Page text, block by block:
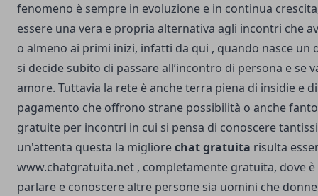
fenomeno è sempre in evoluzione e in continua
essere una vera e propria alternativa agli incontri che
o almeno ai primi inizi, infatti da qui , quando nasce
si decide subito di passare all’incontro di persona e se
amore. Tuttavia la rete è anche terra piena di insidie e
pagamento che offrono strane possibilità o anche
gratuite per incontri in cui si pensa di conoscere
un'attenta questa la migliorechat gratuita risulta
www.chatgratuita.net , completamente gratuita, dove
parlare e conoscere altre persone sia uomini che